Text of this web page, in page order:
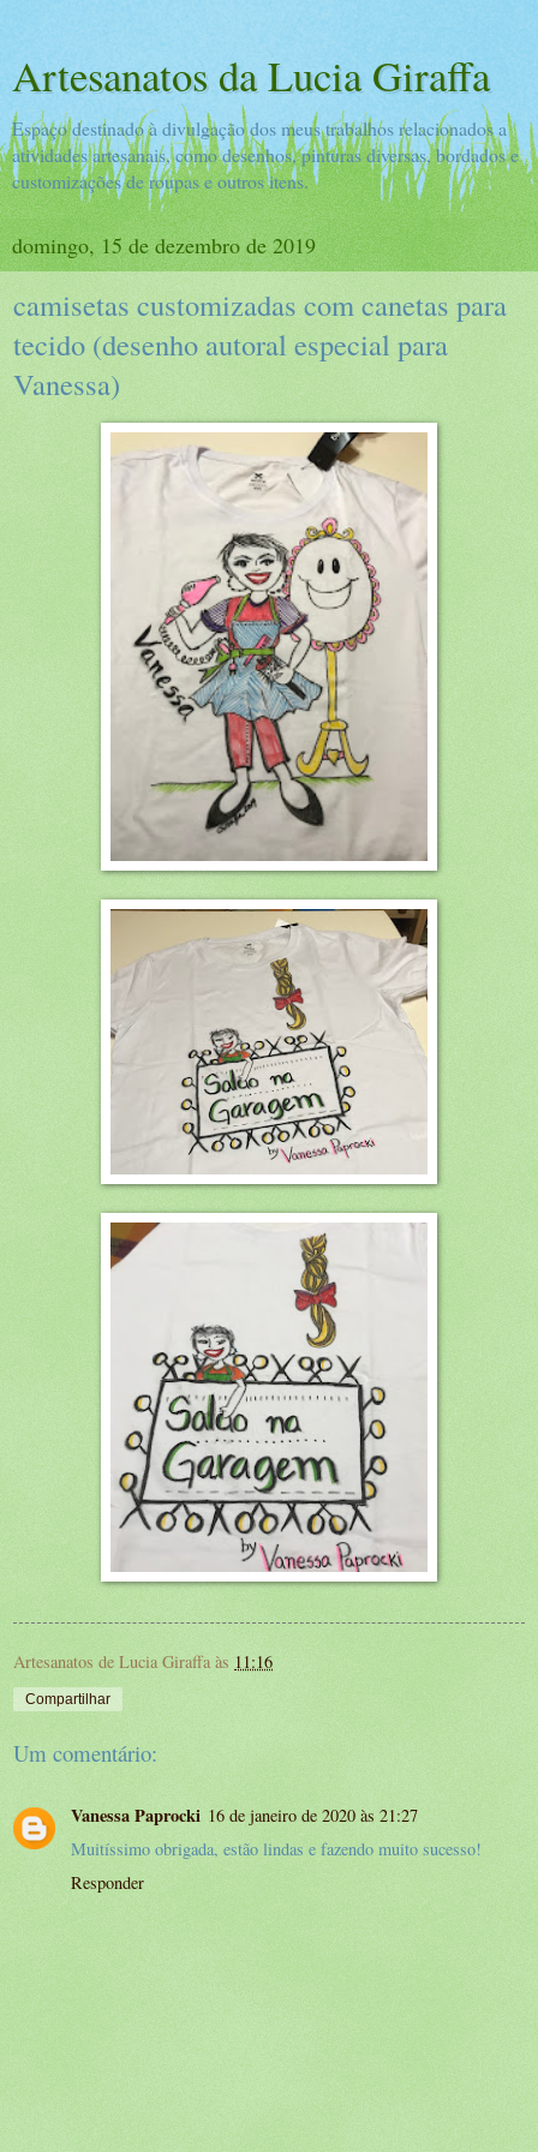
Artesanatos da Lucia Giraffa
Espaço destinado à divulgação dos meus trabalhos relacionados a
atividades artesanais, como desenhos, pinturas diversas, bordados e
customizações de roupas e outros itens.
domingo, 15 de dezembro de 2019
camisetas customizadas com canetas para
tecido (desenho autoral especial para
Vanessa)
Artesanatos de Lucia Giraffa às 11:16
Compartilhar
Um comentário:
Vanessa Paprocki 16 de janeiro de 2020 às 21:27
Muitíssimo obrigada, estão lindas e fazendo muito sucesso!
Responder